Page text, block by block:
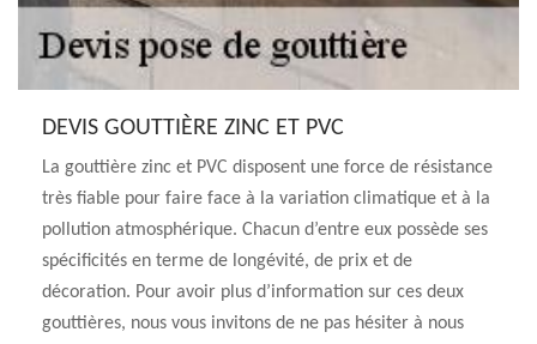
DEVIS GOUTTIÈRE ZINC ET PVC
La gouttière zinc et PVC disposent une force de résistance
très fiable pour faire face à la variation climatique et à la
pollution atmosphérique. Chacun d’entre eux possède ses
spécificités en terme de longévité, de prix et de
décoration. Pour avoir plus d’information sur ces deux
gouttières, nous vous invitons de ne pas hésiter à nous